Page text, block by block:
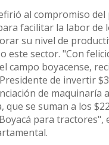
al compromiso del
facilitar la labor de
su nivel de
este sector. "Con
campo boyacense,
de invertir
de maquinaría
que se suman a los
para tractores",